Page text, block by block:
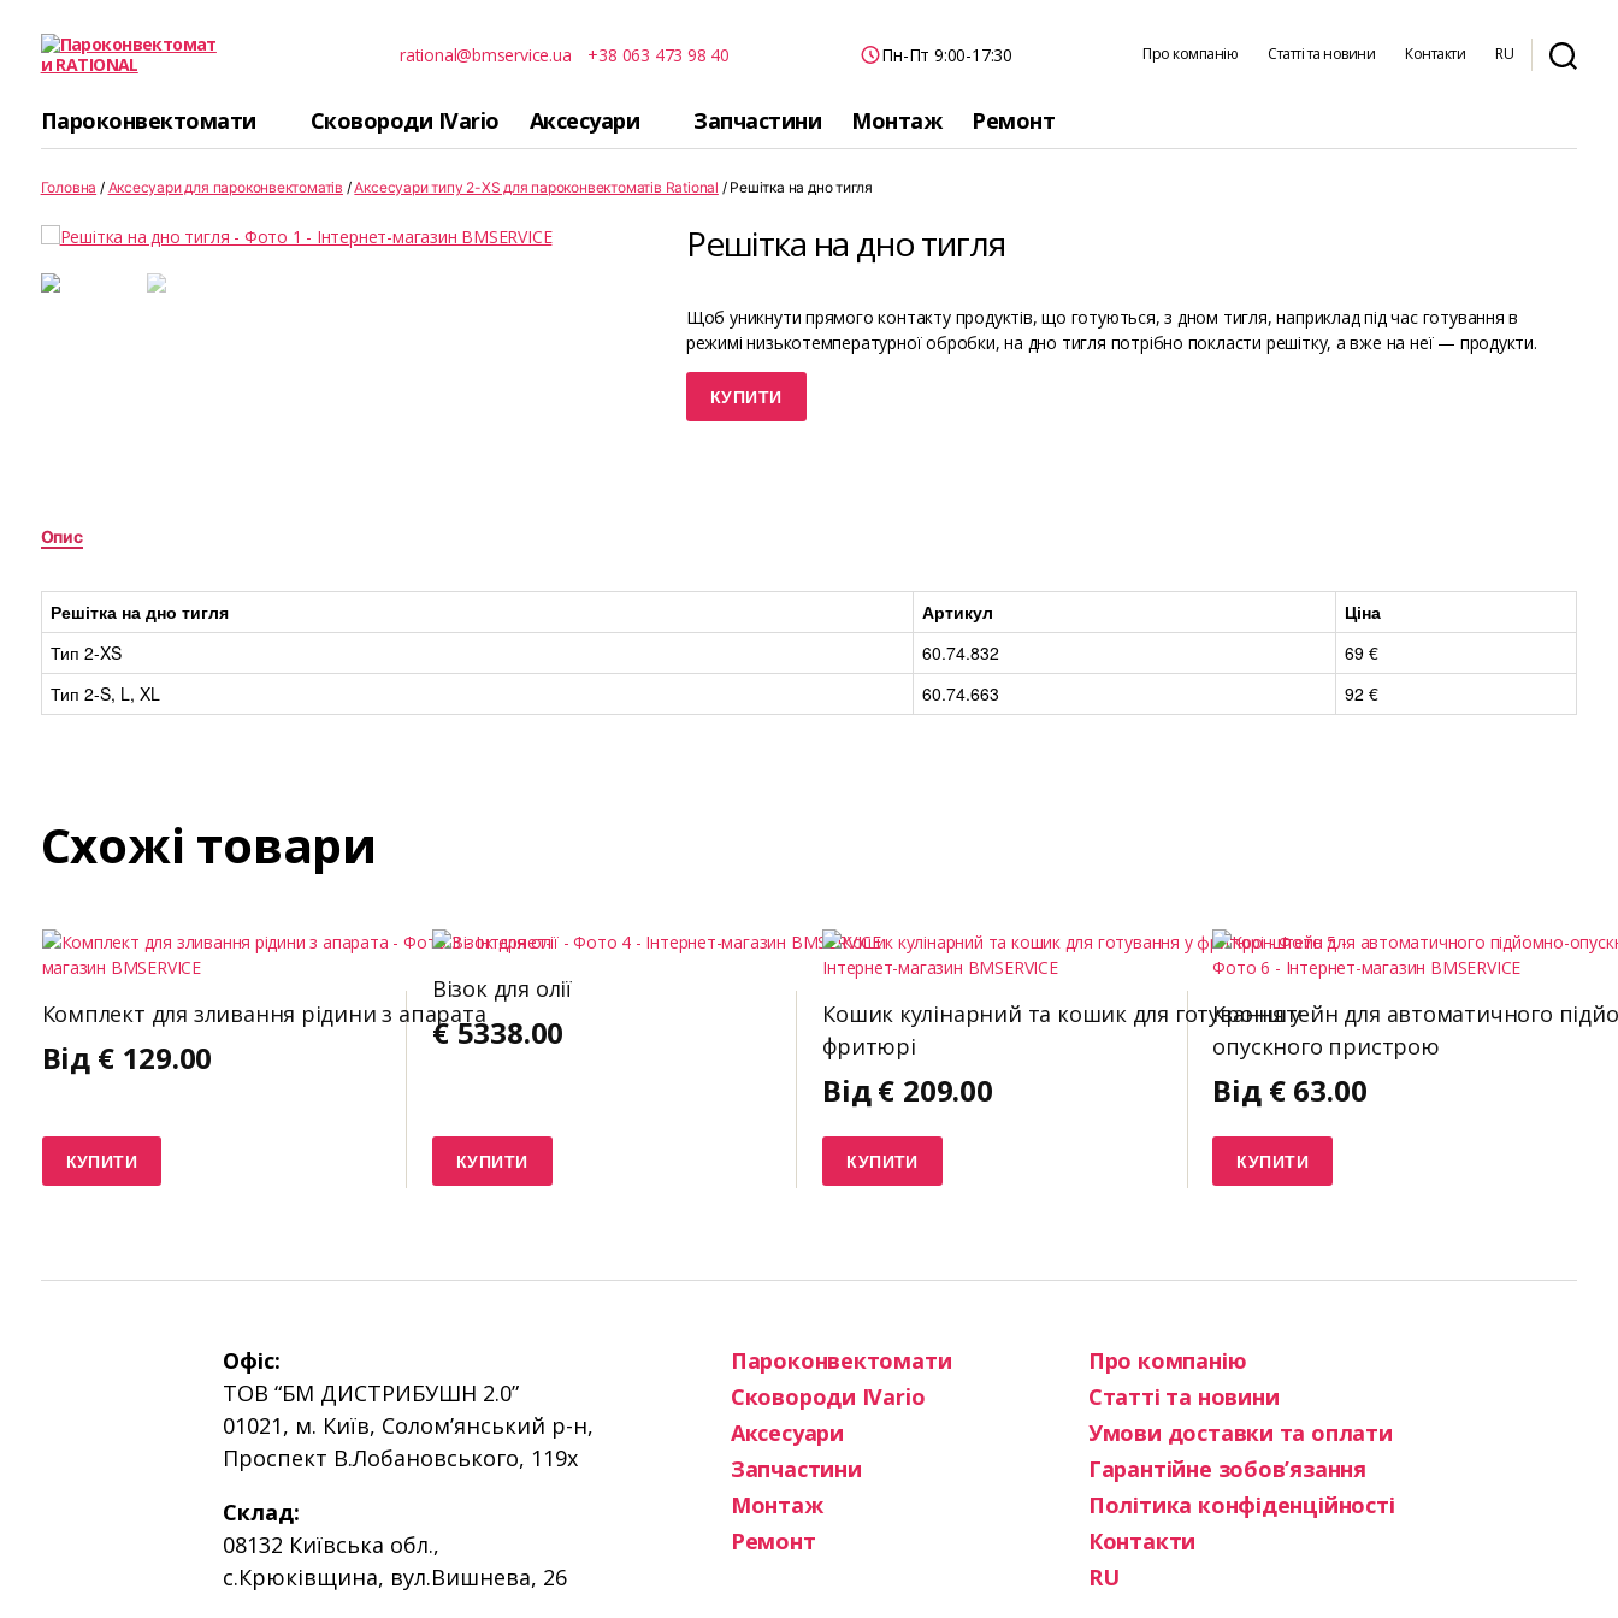
rational@bmservice.ua +38 063 473 98 40 Пн-Пт 9:00-17:30 Про компанію Статті та новини Контакти RU
Пароконвектомати Сковороди IVario Аксесуари Запчастини Монтаж Ремонт
Головна / Аксесуари для пароконвектоматів /Аксесуари типу 2-XS для пароконвектоматів Rational / Решітка на дно тигля
Решітка на дно тигля
Щоб уникнути прямого контакту продуктів, що готуються, з дном тигля, наприклад під час готування в
режимі низькотемпературної обробки, на дно тигля потрібно покласти решітку, а вже на неї — продукти.
КУПИТИ
Опис
Решітка на дно тигля Артикул
Ціна
Тип 2-XS
60.74.832
69 €
Тип 2-S, L, XL
60.74.663 92 €
Схожі товари
Комплект для зливання рідини з апарата
Від € 129.00
КУПИТИ
Візок для олії
€ 5338.00
КУПИТИ
Кошик кулінарний та кошик для готування у
фритюрі
Від€ 209.00
КУПИТИ
Кронштейн для автоматичного
опускного пристрою
Від € 63.00
КУПИТИ
Офіс:
ТОВ “БМ ДИСТРИБУШН 2.0”
01021, м. Київ, Солом’янський р-н,
Проспект В.Лобановського, 119х
Склад:
08132 Київська обл.,
с.Крюківщина, вул.Вишнева, 26
Пароконвектомати
Сковороди IVario
Аксесуари
Запчастини
Монтаж
Ремонт
Про компанію
Статті та новини
Умови доставки та оплати
Гарантійне зобов’язання
Політика конфіденційності
Контакти
RU